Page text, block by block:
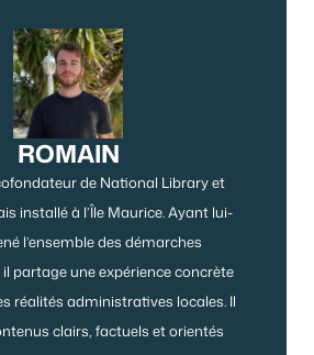
ROMAIN
de National Library et
installé à l’Île Maurice. Ayant lui-
l’ensemble des démarches
partage une expérience concrète
réalités administratives locales. Il
clairs, factuels et orientés